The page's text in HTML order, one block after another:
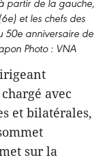
partir de la gauche,
et les chefs des
50e anniversaire de
Photo : VNA
avec
et bilatérales,
sur la